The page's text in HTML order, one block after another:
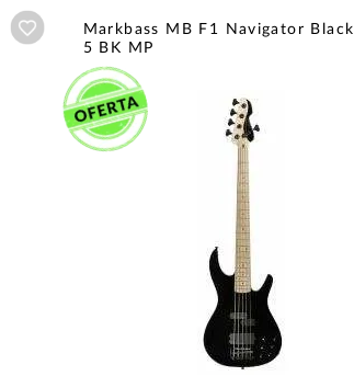
Añadir a wishlist
Markbass MB F1 Navigator Black
5 BK MP